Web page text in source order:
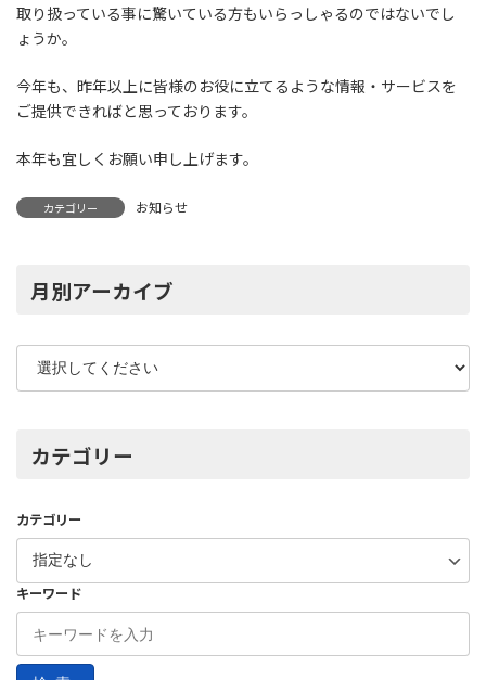
取り扱っている事に驚いている方もいらっしゃるのではないでし
ょうか。
今年も、昨年以上に皆様のお役に立てるような情報・サービスを
ご提供できればと思っております。
本年も宜しくお願い申し上げます。
カテゴリー お知らせ
月別アーカイブ
カテゴリー
カテゴリー
キーワード